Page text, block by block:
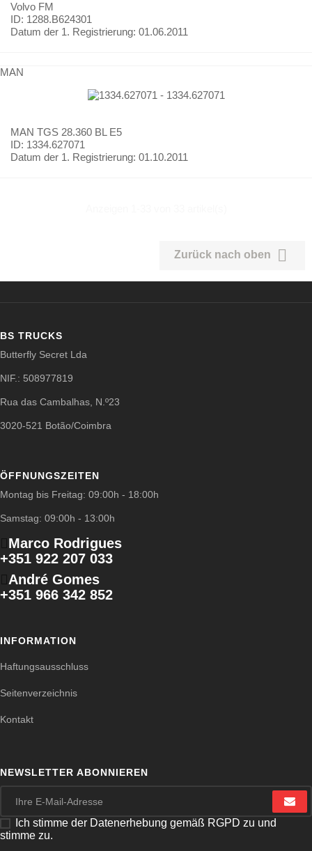
Volvo FM
ID: 1288.B624301
Datum der 1. Registrierung: 01.06.2011
MAN
MAN TGS 28.360 BL E5
ID: 1334.627071
Datum der 1. Registrierung: 01.10.2011
Zurück nach oben 
BS TRUCKS
Butterfly Secret Lda
NIF.: 508977819
Rua das Cambalhas, N.º23
3020-521 Botão/Coimbra
ÖFFNUNGSZEITEN
Montag bis Freitag: 09:00h - 18:00h
Samstag: 09:00h - 13:00h
Marco Rodrigues
+351 922 207 033
André Gomes
+351 966 342 852
INFORMATION
Haftungsausschluss
Seitenverzeichnis
Kontakt
NEWSLETTER ABONNIEREN
Ich stimme der Datenerhebung gemäß RGPD zu und
stimme zu.